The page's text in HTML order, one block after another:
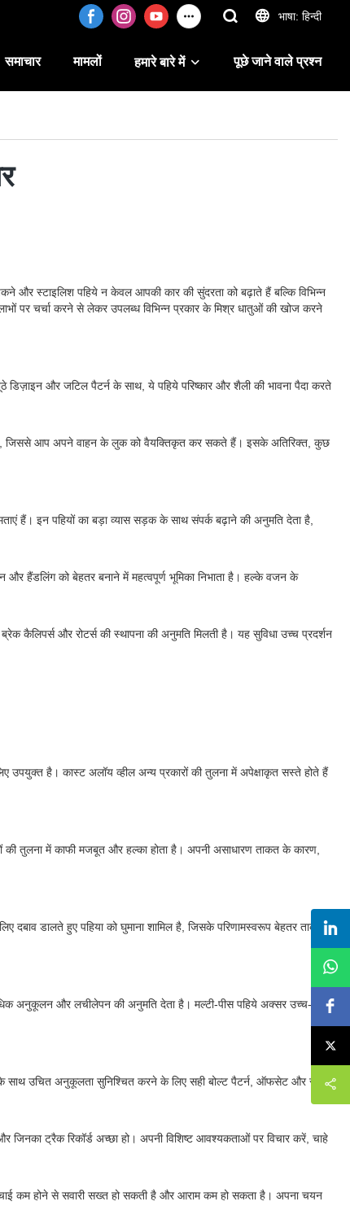
भाषा: हिन्दी
समाचार मामलों हमारे बारे में पूछे जाने वाले प्रश्न
और स्टाइलिश पहिये न केवल आपकी कार की सुंदरता को बढ़ाते हैं बल्कि विभिन्न
पर चर्चा करने से लेकर उपलब्ध विभिन्न प्रकार के मिश्र धातुओं की खोज करने
और जटिल पैटर्न के साथ, ये पहिये परिष्कार और शैली की भावना पैदा करते
जिससे आप अपने वाहन के लुक को वैयक्तिकृत कर सकते हैं। इसके अतिरिक्त, कुछ
हैं। इन पहियों का बड़ा व्यास सड़क के साथ संपर्क बढ़ाने की अनुमति देता है,
हैंडलिंग को बेहतर बनाने में महत्वपूर्ण भूमिका निभाता है। हल्के वजन के
और रोटर्स की स्थापना की अनुमति मिलती है। यह सुविधा उच्च प्रदर्शन
उपयुक्त है। कास्ट अलॉय व्हील अन्य प्रकारों की तुलना में अपेक्षाकृत सस्ते होते हैं
की तुलना में काफी मजबूत और हल्का होता है। अपनी असाधारण ताकत के कारण,
दबाव डालते हुए पहिया को घुमाना शामिल है, जिसके परिणामस्वरूप बेहतर ताकत
अनुकूलन और लचीलेपन की अनुमति देता है। मल्टी-पीस पहिये अक्सर उच्च-स्तरीय
के साथ उचित अनुकूलता सुनिश्चित करने के लिए सही बोल्ट पैटर्न, ऑफसेट और सेंटर
जिनका ट्रैक रिकॉर्ड अच्छा हो। अपनी विशिष्ट आवश्यकताओं पर विचार करें, चाहे
कम होने से सवारी सख्त हो सकती है और आराम कम हो सकता है। अपना चयन